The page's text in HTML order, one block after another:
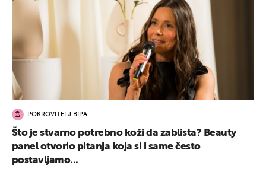
POKROVITELJ BIPA
Što je stvarno potrebno koži da zablista? Beauty
panel otvorio pitanja koja si i same često
postavljamo...